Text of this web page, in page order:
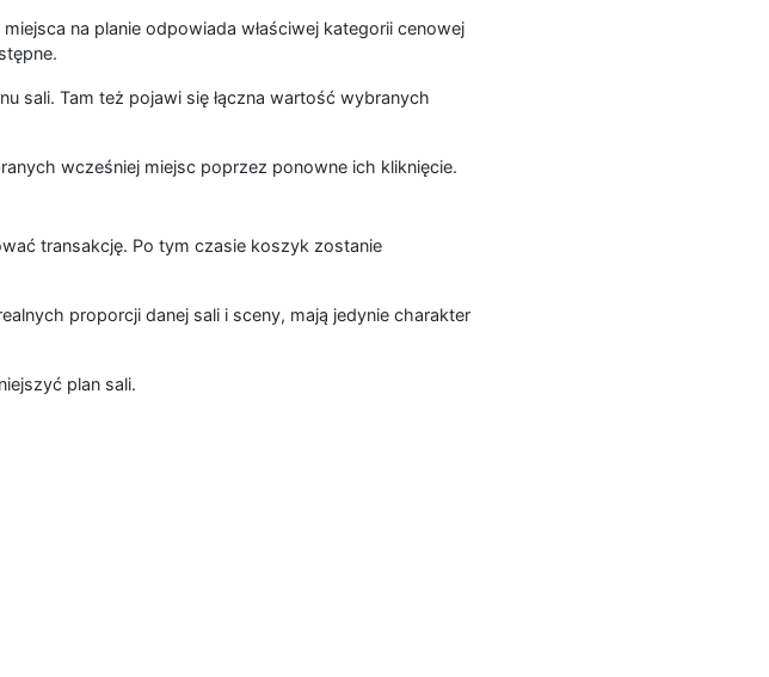
na planie odpowiada właściwej kategorii cenowej
sali. Tam też pojawi się łączna wartość wybranych
wcześniej miejsc poprzez ponowne ich kliknięcie.
transakcję. Po tym czasie koszyk zostanie
proporcji danej sali i sceny, mają jedynie charakter
plan sali.